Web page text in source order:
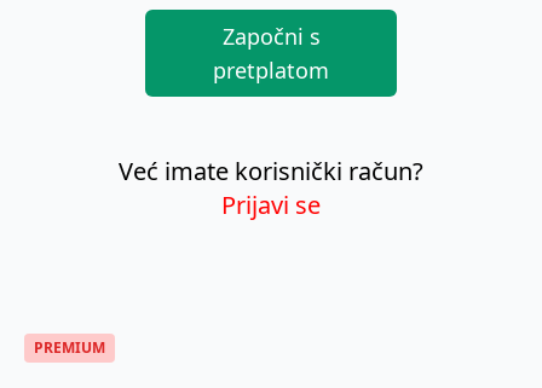
Započni s
pretplatom
Već imate korisnički račun?
Prijavi se
PREMIUM